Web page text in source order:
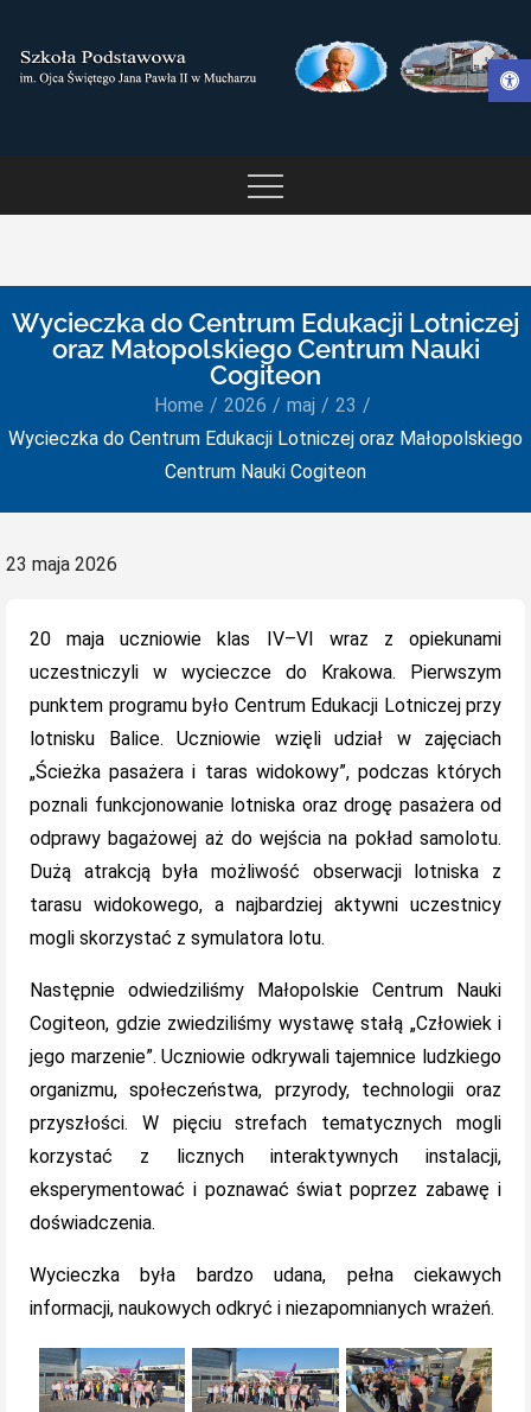
Otwórz pasek narzędzi
content
OJCA ŚWIĘTEGO JANA
Wycieczka do Centrum Edukacji Lotniczej
oraz Małopolskiego Centrum Nauki
Cogiteon
Home 2026 maj
23
Wycieczka do Centrum Edukacji Lotniczej oraz Małopolskiego
Centrum Nauki Cogiteon
Posted
23 maja 2026
20 maja uczniowie klas IV–VI wraz z opiekunami
uczestniczyli w wycieczce do Krakowa. Pierwszym
punktem programu było Centrum Edukacji Lotniczejprzy
lotnisku Balice. Uczniowie wzięli udział w zajęciach
„Ścieżka pasażera i taras widokowy”, podczas których
poznali funkcjonowanie lotniska oraz drogę pasażera od
odprawy bagażowej aż do wejścia na pokład samolotu.
Dużą atrakcją była możliwość obserwacji lotniska z
tarasu widokowego, a najbardziej aktywni uczestnicy
mogli skorzystać z symulatora lotu.
Następnie odwiedziliśmy Małopolskie Centrum Nauki
Cogiteon, gdzie zwiedziliśmy wystawę stałą „Człowiek i
jego marzenie”. Uczniowie odkrywali tajemnice ludzkiego
organizmu, społeczeństwa, przyrody, technologii oraz
przyszłości. W pięciu strefach tematycznych mogli
korzystać z licznych interaktywnych instalacji,
eksperymentować i poznawać świat poprzez zabawę i
doświadczenia.
Wycieczka była bardzo udana, pełna ciekawych
informacji, naukowych odkryć i niezapomnianych wrażeń.